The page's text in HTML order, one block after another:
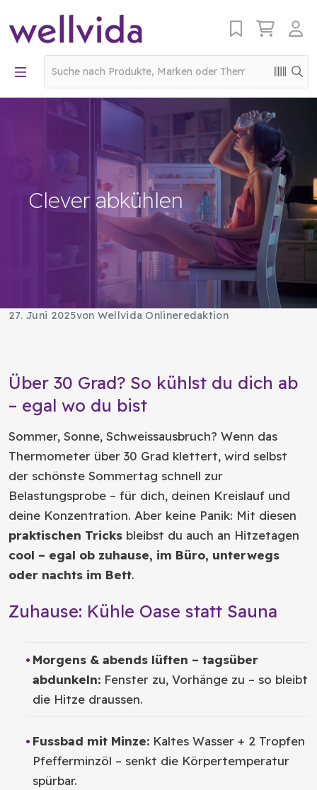
Clever abkühlen
27. Juni 2025von Wellvida Onlineredaktion
Über 30 Grad? So kühlst du dich ab
– egal wo du bist
Sommer, Sonne, Schweissausbruch? Wenn das
Thermometer über 30 Grad klettert, wird selbst
der schönste Sommertag schnell zur
Belastungsprobe – für dich, deinen Kreislauf und
deine Konzentration. Aber keine Panik: Mit diesen
praktischen Tricks bleibst du auch an Hitzetagen
cool – egal ob zuhause, im Büro, unterwegs
oder nachts im Bett.
Zuhause: Kühle Oase statt Sauna
Morgens & abends lüften – tagsüber
abdunkeln:Fenster zu, Vorhänge zu – so bleibt
die Hitze draussen.
Fussbad mit Minze:Kaltes Wasser + 2 Tropfen
Pfefferminzöl – senkt die Körpertemperatur
spürbar.